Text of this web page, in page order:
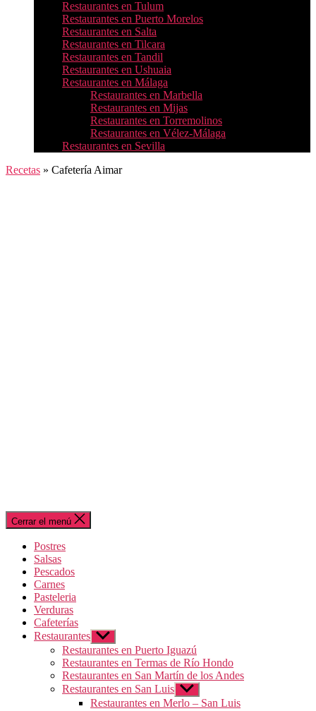
Restaurantes en Tulum
Restaurantes en Puerto Morelos
Restaurantes en Salta
Restaurantes en Tilcara
Restaurantes en Tandil
Restaurantes en Ushuaia
Restaurantes en Málaga
Restaurantes en Marbella
Restaurantes en Mijas
Restaurantes en Torremolinos
Restaurantes en Vélez-Málaga
Restaurantes en Sevilla
Recetas » Cafetería Aimar
Cerrar el menú
Postres
Salsas
Pescados
Carnes
Pasteleria
Verduras
Cafeterías
Restaurantes Mostrar
el
submenú
Restaurantes en Puerto Iguazú
Restaurantes en Termas de Río Hondo
Restaurantes en San Martín de los Andes
Restaurantes en San Luis Mostrar
el
Restaurantes en Merlo – San Luis